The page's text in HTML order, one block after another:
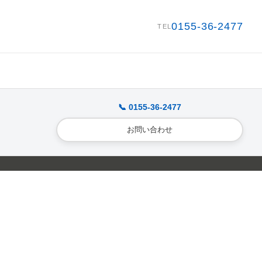
TEL0155-36-2477
📞 0155-36-2477
お問い合わせ